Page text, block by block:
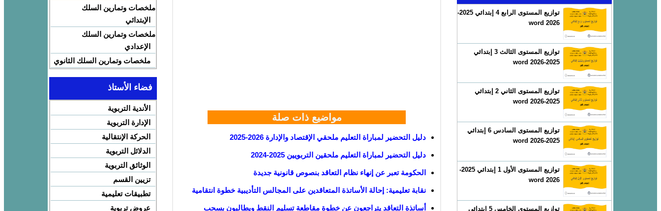
مواضيع ذات صلة
دليل التحضير لمباراة التعليم ملحقي الإقتصاد والإدارة 2026-2025
دليل التحضير لمباراة التعليم ملحقين التربويين 2025-2024
الحكومة تعبر عن إنهاء نظام التعاقد بنصوص قانونية جديدة
نقابة تعليمية: إحالة الأساتذة المتعاقدين على المجالس التأديبية خطوة انتقامية
أساتذة التعاقد يتراجعون عن خطوة مقاطعة تسليم النقط ويطالبون بسحب
توازيع المستوى الرابع 4 إبتدائي 2025-
2026 word
توازيع المستوى الثالث 3 إبتدائي
2025-2026 word
توازيع المستوى الثاني 2 إبتدائي
2025-2026 word
توازيع المستوى السادس 6 إبتدائي
2025-2026 word
توازيع المستوى الأول 1 إبتدائي 2025-
2026 word
توازيع المستوى الخامس 5 إبتدائي
ملخصات وتمارين السلك
الإبتدائي
ملخصات وتمارين السلك
الإعدادي
ملخصات وتمارين السلك الثانوي
فضاء الأستاذ
الأندية التربوية
الإدارة التربوية
الحركة الإنتقالية
الدلائل التربوية
الوثائق التربوية
تزيين القسم
تطبيقات تعليمية
عروض تربوية